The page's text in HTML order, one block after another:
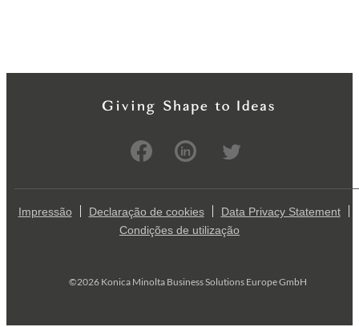
Impressão Declaração de cookies
Data Privacy Statement
Condições de utilização
©2026 Konica Minolta Business Solutions Europe GmbH